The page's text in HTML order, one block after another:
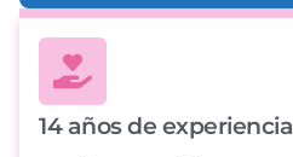
14 años de experiencia